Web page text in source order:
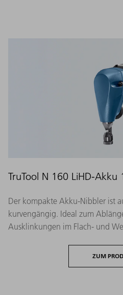
TruTool N 160 LiHD-Akku
Der kompakte Akku-Nibbler ist
kurvengängig. Ideal zum
Ausklinkungen im Flach- und
ZUM